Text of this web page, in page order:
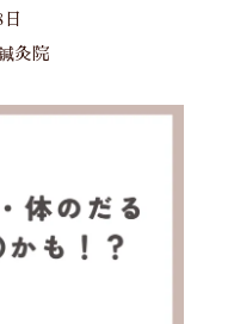
リー
灸院